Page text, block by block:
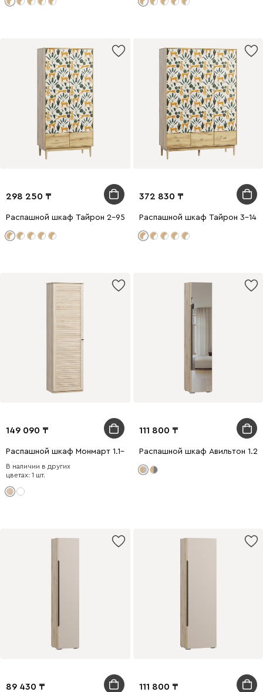
298 250
Распашной шкаф Тайрон 2-95x200 Гепард
372 830
Распашной шкаф Тайрон 3-
149 090
Распашной шкаф Монмарт 1.1-60x200 Дуб Сонома
В наличии в других
цветах: 1 шт.
111 800
Распашной шкаф Авильтон
89 430 111 800